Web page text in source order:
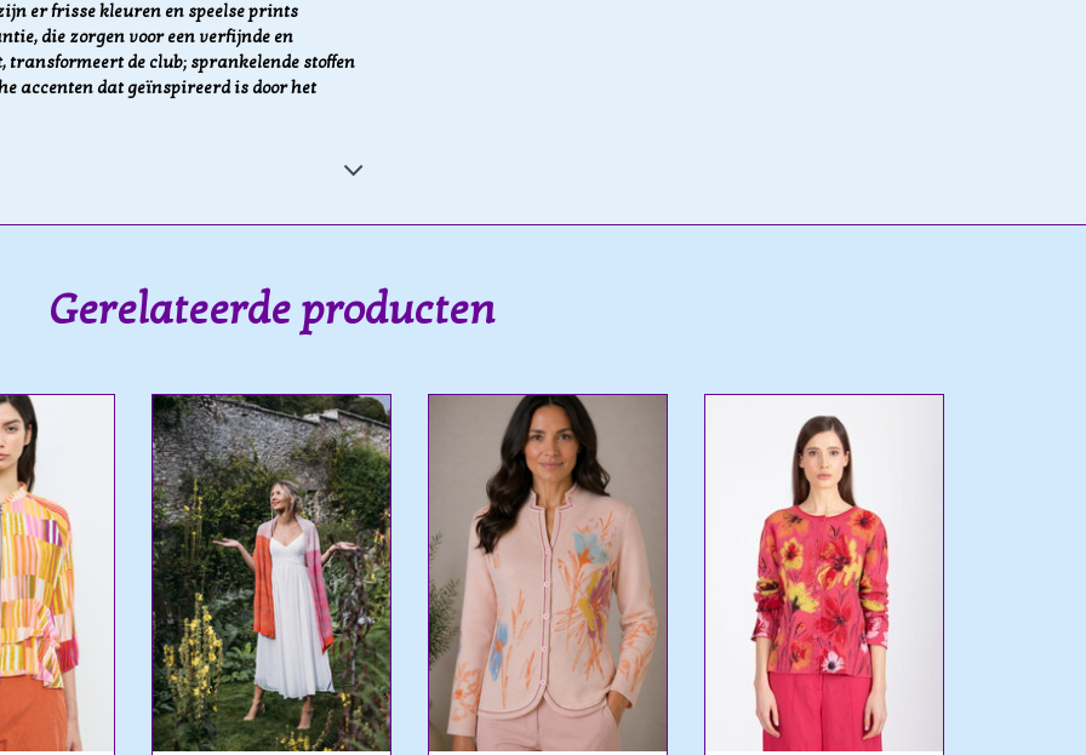
er frisse kleuren en speelse prints
die zorgen voor een verfijnde en
de club; sprankelende stoffen
accenten dat geïnspireerd is door het
Gerelateerde producten